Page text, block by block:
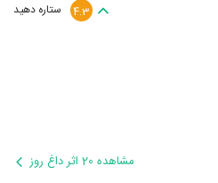
ستاره دهید 4.3
مشاهده 20 اثر داغ روز